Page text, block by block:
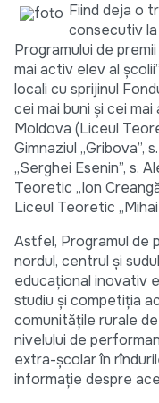
Fiind deja o
consecutiv
Programului de premii
mai activ elev al
locali cu sprijinul
cei mai buni şi cei
Moldova (Liceul
Gimnaziul „Gribova”,
„Serghei Esenin”, s.
Teoretic „Ion
Liceul Teoretic
Astfel, Programul de
nordul, centrul și
educaţional inovativ
studiu și competiția
comunităţile rurale
nivelului de
extra-școlar în
informaţie despre